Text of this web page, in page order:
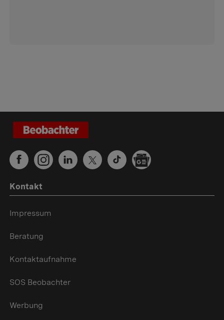
Kontakt
Impressum
Beratung
Kontaktaufnahme
SOS Beobachter
Werbung